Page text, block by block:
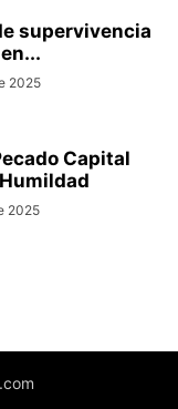
supervivencia
2025
Capital
2025